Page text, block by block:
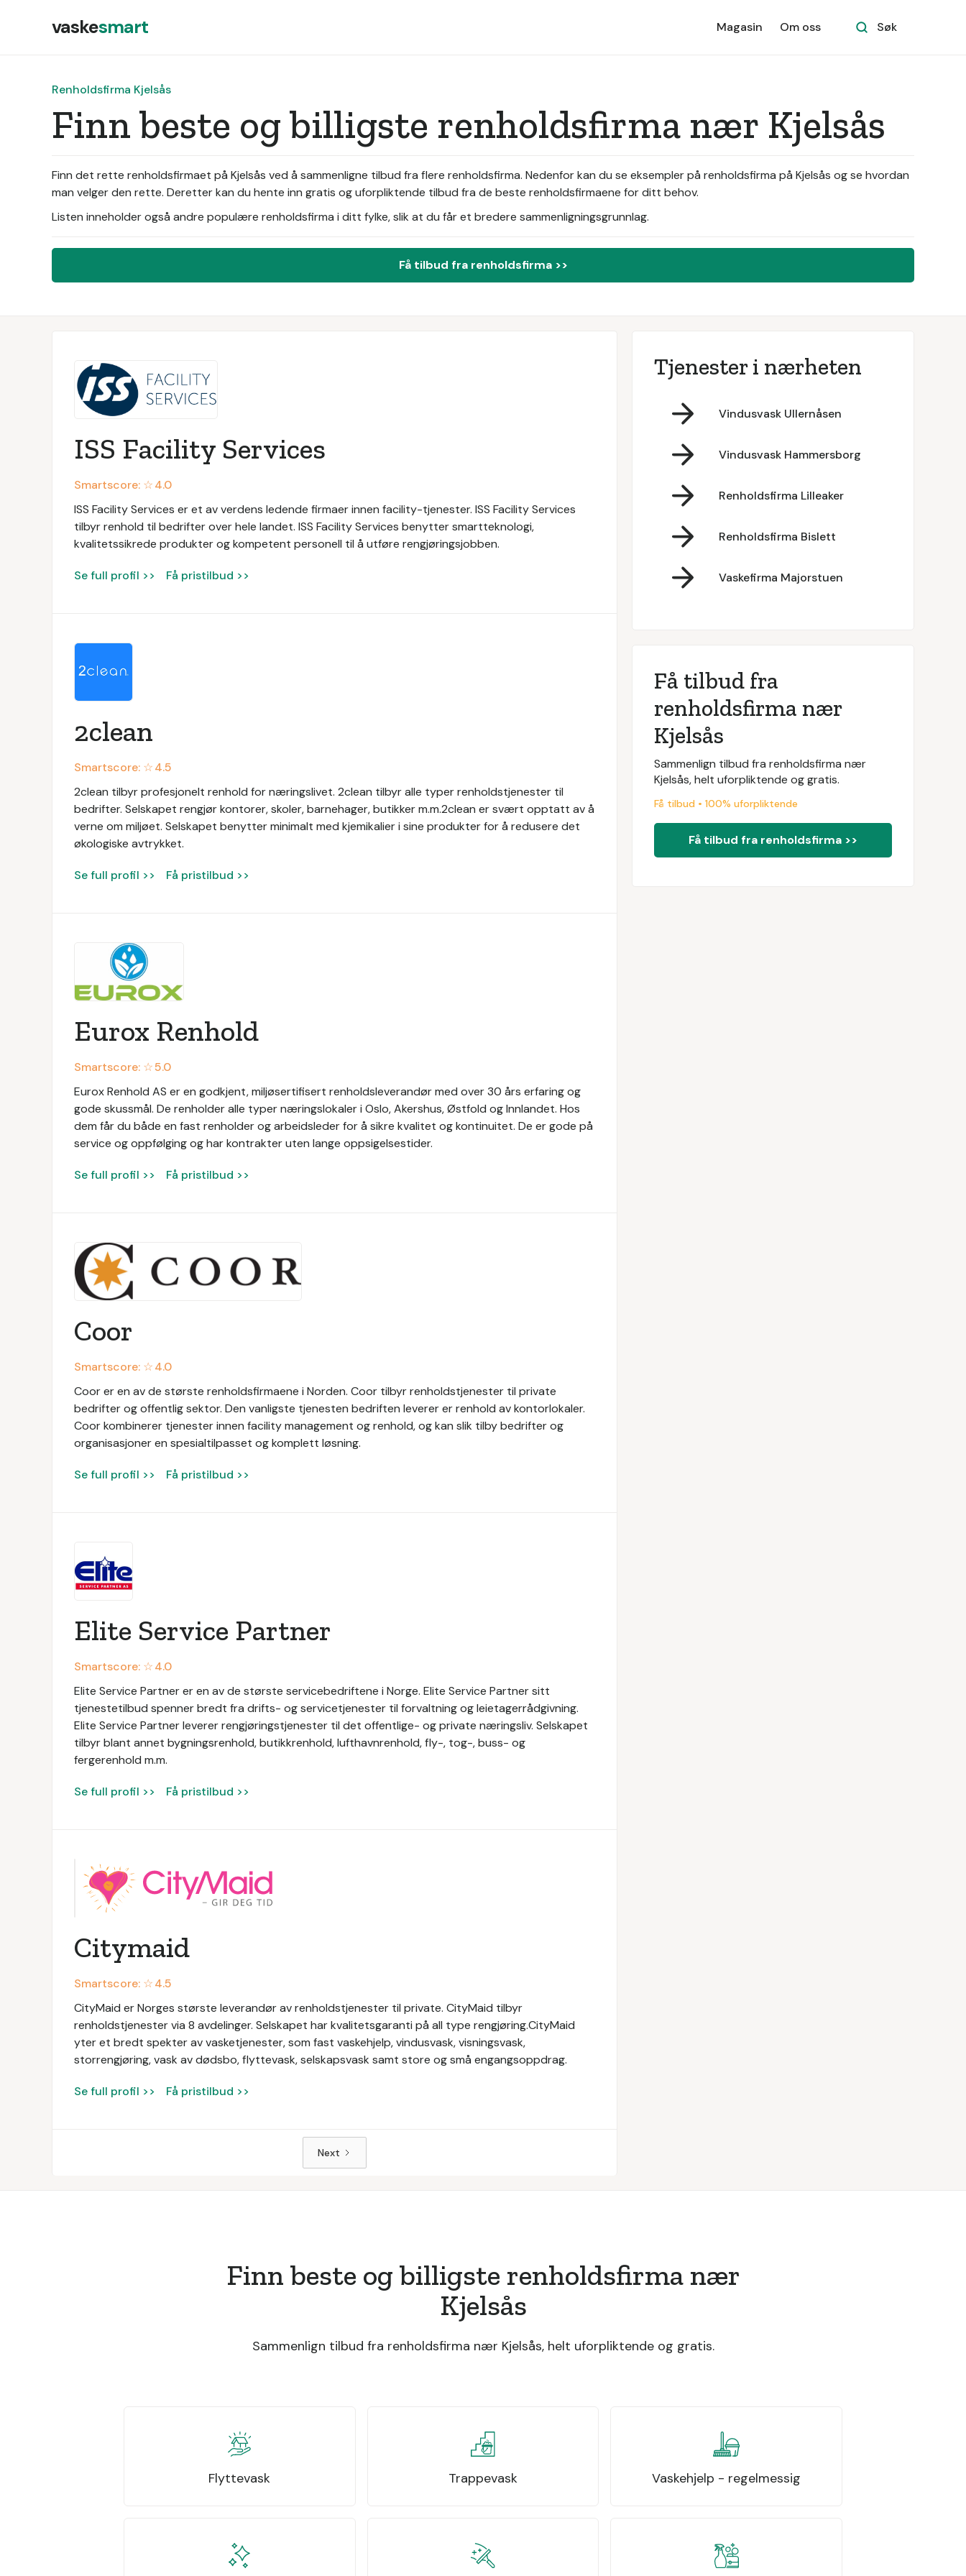
vaskesmart Magasin Om oss Søk
Renholdsfirma Kjelsås
Finn beste og billigste renholdsfirma nær Kjelsås
Finn det rette renholdsfirmaet på Kjelsås ved å sammenligne tilbud fra flere renholdsfirma. Nedenfor kan du se eksempler på renholdsfirma på Kjelsås og se hvordan
man velger den rette. Deretter kan du hente inn gratis og uforpliktende tilbud fra de beste renholdsfirmaene for ditt behov.
Listen inneholder også andre populære renholdsfirma i ditt fylke, slik at du får et bredere sammenligningsgrunnlag.
Få tilbud fra renholdsfirma >>
ISS Facility Services
Smartscore: ☆4.0
ISS Facility Services er et av verdens ledende firmaer innen facility-tjenester. ISS Facility Services
tilbyr renhold til bedrifter over hele landet. ISS Facility Services benytter smartteknologi,
kvalitetssikrede produkter og kompetent personell til å utføre rengjøringsjobben.
Se full profil >> Få pristilbud >>
2clean
Smartscore: ☆4.5
2clean tilbyr profesjonelt renhold for næringslivet. 2clean tilbyr alle typer renholdstjenester til
bedrifter. Selskapet rengjør kontorer, skoler, barnehager, butikker m.m.2clean er svært opptatt av å
verne om miljøet. Selskapet benytter minimalt med kjemikalier i sine produkter for å redusere det
økologiske avtrykket.
Se full profil >> Få pristilbud >>
Eurox Renhold
Smartscore: ☆5.0
Eurox Renhold AS er en godkjent, miljøsertifisert renholdsleverandør med over 30 års erfaring og
gode skussmål. De renholder alle typer næringslokaler i Oslo, Akershus, Østfold og Innlandet. Hos
dem får du både en fast renholder og arbeidsleder for å sikre kvalitet og kontinuitet. De er gode på
service og oppfølging og har kontrakter uten lange oppsigelsestider.
Se full profil >> Få pristilbud >>
Coor
Smartscore: ☆4.0
Coor er en av de største renholdsfirmaene i Norden. Coor tilbyr renholdstjenester til private
bedrifter og offentlig sektor. Den vanligste tjenesten bedriften leverer er renhold av kontorlokaler.
Coor kombinerer tjenester innen facility management og renhold, og kan slik tilby bedrifter og
organisasjoner en spesialtilpasset og komplett løsning.
Se full profil >> Få pristilbud >>
Elite Service Partner
Smartscore: ☆4.0
Elite Service Partner er en av de største servicebedriftene i Norge. Elite Service Partner sitt
tjenestetilbud spenner bredt fra drifts- og servicetjenester til forvaltning og leietagerrådgivning.
Elite Service Partner leverer rengjøringstjenester til det offentlige- og private næringsliv. Selskapet
tilbyr blant annet bygningsrenhold, butikkrenhold, lufthavnrenhold, fly-, tog-, buss- og
fergerenhold m.m.
Se full profil >> Få pristilbud >>
Citymaid
Smartscore: ☆4.5
CityMaid er Norges største leverandør av renholdstjenester til private. CityMaid tilbyr
renholdstjenester via 8 avdelinger. Selskapet har kvalitetsgaranti på all type rengjøring.CityMaid
yter et bredt spekter av vasketjenester, som fast vaskehjelp, vindusvask, visningsvask,
storrengjøring, vask av dødsbo, flyttevask, selskapsvask samt store og små engangsoppdrag.
Se full profil >> Få pristilbud >>
Next
Tjenester i nærheten
Vindusvask Ullernåsen
Vindusvask Hammersborg
Renholdsfirma Lilleaker
Renholdsfirma Bislett
Vaskefirma Majorstuen
Få tilbud fra
renholdsfirma nær
Kjelsås
Sammenlign tilbud fra renholdsfirma nær
Kjelsås, helt uforpliktende og gratis.
Få tilbud • 100% uforpliktende
Få tilbud fra renholdsfirma >>
Finn beste og billigste renholdsfirma nær
Kjelsås
Sammenlign tilbud fra renholdsfirma nær Kjelsås, helt uforpliktende og gratis.
Flyttevask Trappevask Vaskehjelp - regelmessig